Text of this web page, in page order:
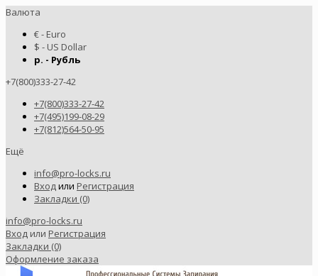
Валюта
€ - Euro
$ - US Dollar
р. - Рубль
+7(800)333-27-42
+7(800)333-27-42
+7(495)199-08-29
+7(812)564-50-95
Ещё
info@pro-locks.ru
Входили Регистрация
Закладки (0)
info@pro-locks.ru
Вход или Регистрация
Закладки (0)
Оформление заказа